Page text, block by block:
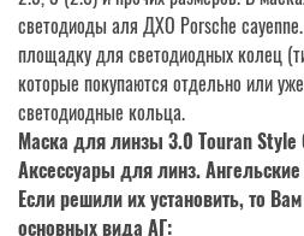
светодиоды аля ДХО Porsche
площадку для светодиодных колец
которые покупаются отдельно или
светодиодные кольца.
Маска для линзы 3.0 Touran Style
Аксессуары для линз.
Если решили их установить, то
основных вида АГ: